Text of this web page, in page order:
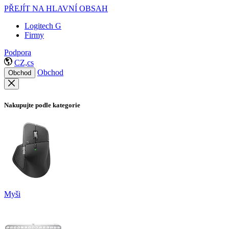
PŘEJÍT NA HLAVNÍ OBSAH
Logitech G
Firmy
Podpora
CZ,cs
Obchod Obchod
Nakupujte podle kategorie
Myši